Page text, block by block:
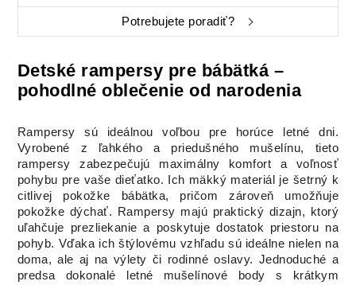
Potrebujete poradiť?
Detské rampersy pre bábätká –
pohodlné oblečenie od narodenia
Rampersy sú ideálnou voľbou pre horúce letné dni.
Vyrobené z ľahkého a priedušného mušelínu, tieto
rampersy zabezpečujú maximálny komfort a voľnosť
pohybu pre vaše dieťatko. Ich mäkký materiál je šetrný k
citlivej pokožke bábätka, pričom zároveň umožňuje
pokožke dýchať. Rampersy majú praktický dizajn, ktorý
uľahčuje prezliekanie a poskytuje dostatok priestoru na
pohyb. Vďaka ich štýlovému vzhľadu sú ideálne nielen na
doma, ale aj na výlety či rodinné oslavy. Jednoduché a
predsa dokonalé letné mušelínové body s krátkym